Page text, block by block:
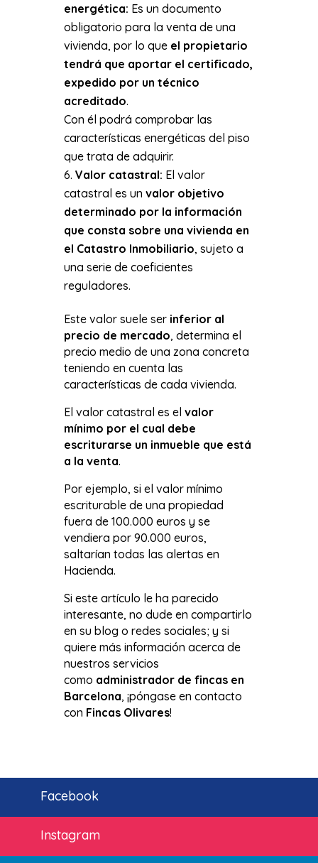
energética: Es un documento
obligatorio para la venta de una
vivienda, por lo que el propietario
tendrá que aportar el certificado,
expedido por un técnico
acreditado.
Con él podrá comprobar las
características energéticas del piso
que trata de adquirir.
Valor catastral: El valor
catastral es un valor objetivo
determinado por la información
que consta sobre una vivienda en
el Catastro Inmobiliario, sujeto a
una serie de coeficientes
reguladores.
Este valor suele ser inferior al
precio de mercado, determina el
precio medio de una zona concreta
teniendo en cuenta las
características de cada vivienda.
El valor catastral es el valor
mínimo por el cual debe
escriturarse un inmueble que está
a la venta.
Por ejemplo, si el valor mínimo
escriturable de una propiedad
fuera de 100.000 euros y se
vendiera por 90.000 euros,
saltarían todas las alertas en
Hacienda.
Si este artículo le ha parecido
interesante, no dude en compartirlo
en su blog o redes sociales; y si
quiere más información acerca de
nuestros servicios
como administrador de fincas en
Barcelona, ¡póngase en contacto
con Fincas Olivares!
Facebook
Instagram